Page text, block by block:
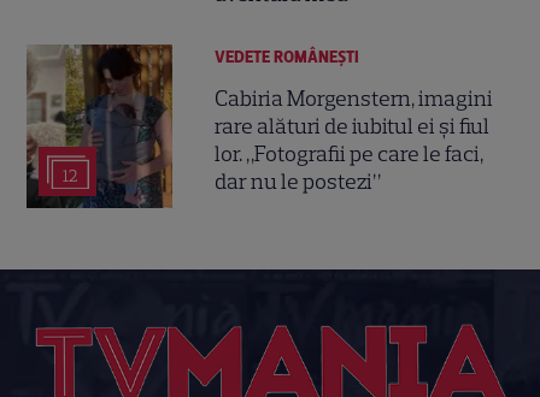
12
VEDETE ROMÂNEŞTI
Cabiria Morgenstern, imagini
rare alături de iubitul ei și fiul
lor. „Fotografii pe care le faci,
dar nu le postezi”